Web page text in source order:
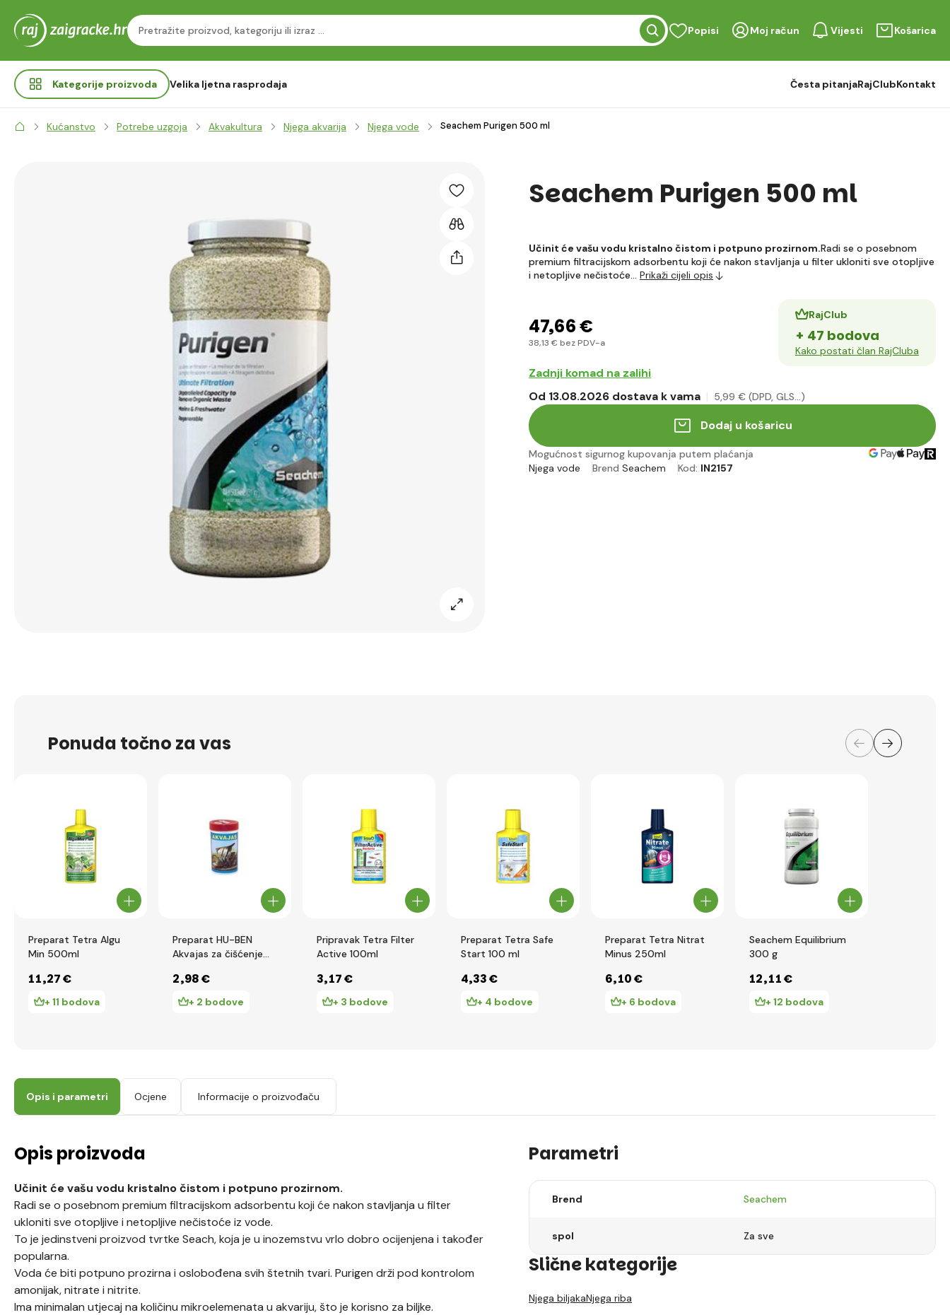
Popisi Moj račun Vijesti Košarica
Kategorije proizvoda Velika ljetna rasprodaja Česta pitanjaRajClubKontakt
Kućanstvo Potrebe uzgoja Akvakultura Njega akvarija Njega vode Seachem Purigen 500 ml
Seachem Purigen 500 ml
Učinit će vašu vodu kristalno čistom i potpuno prozirnom.Radi se o posebnom
premium filtracijskom adsorbentu koji će nakon stavljanja u filter ukloniti sve otopljive
i netopljive nečistoće… Prikaži cijeli opis
47,66 €
38,13 € bez PDV-a
RajClub
+ 47 bodova
Kako postati član RajCluba
Zadnji komad na zalihi
Od 13.08.2026 dostava k vama
5,99 € (DPD, GLS...)
Dodaj u košaricu
Mogućnost sigurnog kupovanja putem plaćanja
Njega vode
Brend Seachem Kod: IN2157
Ponuda točno za vas
Preparat Tetra Algu
Min 500ml
11,27 €
+ 11 bodova
Preparat HU-BEN
Akvajas za čišćenje
2,98 €
+ 2 bodove
Pripravak Tetra Filter
Active 100ml
3,17 €
+ 3 bodove
Preparat Tetra Safe
Start 100 ml
4,33 €
+ 4 bodove
Preparat Tetra Nitrat
Minus 250ml
6,10 €
+ 6 bodova
Seachem Equilibrium
300 g
12,11 €
+ 12 bodova
Opis i parametri Ocjene Informacije o proizvođaču
Opis proizvoda
Učinit će vašu vodu kristalno čistom i potpuno prozirnom.
Radi se o posebnom premium filtracijskom adsorbentu koji će nakon stavljanja u filter
ukloniti sve otopljive i netopljive nečistoće iz vode.
To je jedinstveni proizvod tvrtke Seach, koja je u inozemstvu vrlo dobro ocijenjena i također
popularna.
Voda će biti potpuno prozirna i oslobođena svih štetnih tvari. Purigen drži pod kontrolom
amonijak, nitrate i nitrite.
Ima minimalan utjecaj na količinu mikroelemenata u akvariju, što je korisno za biljke.
Parametri
Brend Seachem
spol Za sve
Slične kategorije
Njega biljakaNjega riba